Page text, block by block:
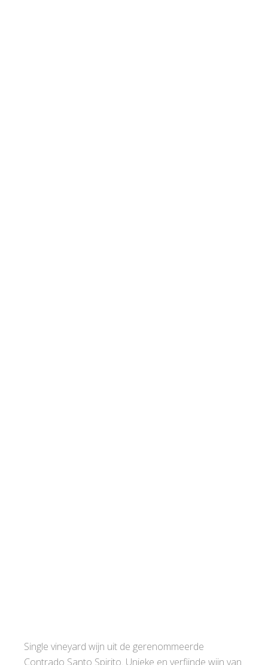
Single vineyard wijn uit de gerenommeerde
Contrado Santo Spirito. Unieke en verfijnde wijn van